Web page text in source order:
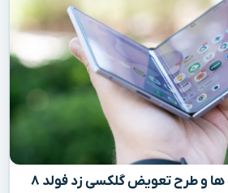
کاهش شدید تخفیف‌ ها و طرح تعویض گلکسی زد فولد ۸